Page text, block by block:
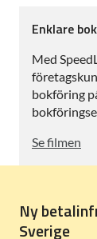
Enklare
Med
bokföring
Se filmen
Ny
Sverige